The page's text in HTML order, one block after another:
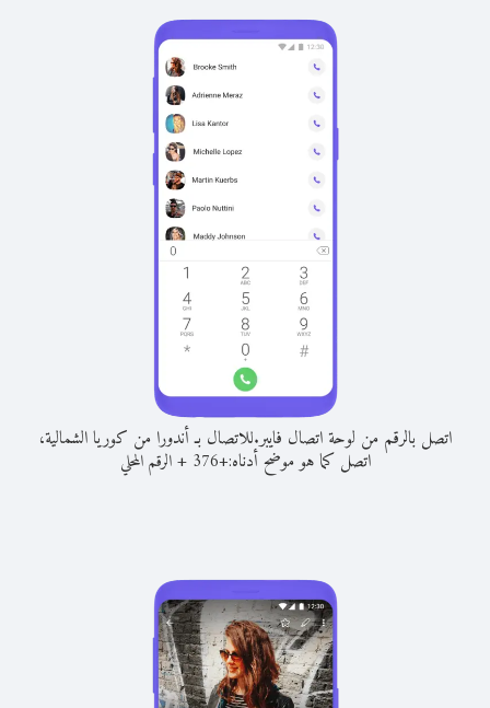
اتصل بالرقم من لوحة اتصال فايبر.للاتصال بـ أندورا من كوريا الشمالية،
اتصل كما هو موضح أدناه:+
376
+الرقم المحلي